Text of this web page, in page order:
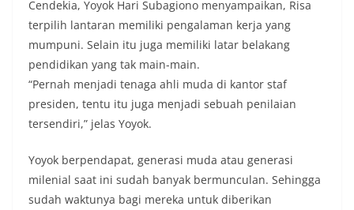
Cendekia, Yoyok Hari Subagiono menyampaikan, Risa
terpilih lantaran memiliki pengalaman kerja yang
mumpuni. Selain itu juga memiliki latar belakang
pendidikan yang tak main-main.
“Pernah menjadi tenaga ahli muda di kantor staf
presiden, tentu itu juga menjadi sebuah penilaian
tersendiri,” jelas Yoyok.
Yoyok berpendapat, generasi muda atau generasi
milenial saat ini sudah banyak bermunculan. Sehingga
sudah waktunya bagi mereka untuk diberikan